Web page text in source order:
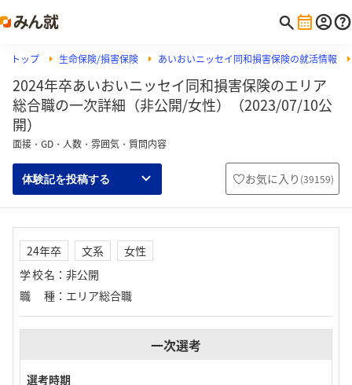
トップ 生命保険/損害保険 あいおいニッセイ同和損害保険の就活情報
2024年卒あいおいニッセイ同和損害保険のエリア
総合職の一次詳細（非公開/女性）（2023/07/10公
開）
面接・GD・人数・雰囲気・質問内容
体験記を投稿する お気に入り (39159)
24年卒 文系
女性
学校名 ： 非公開
職種 ： エリア総合職
一次選考
選考時期